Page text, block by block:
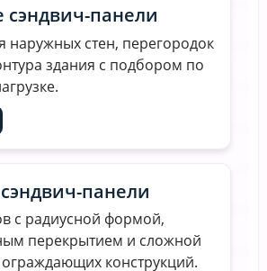
сэндвич-панели
наружных стен, перегородок
здания с подбором по
панели
с радиусной формой,
перекрытием и сложной
конструкций.